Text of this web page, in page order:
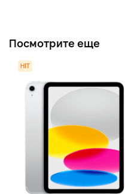
Посмотрите еще
HIT